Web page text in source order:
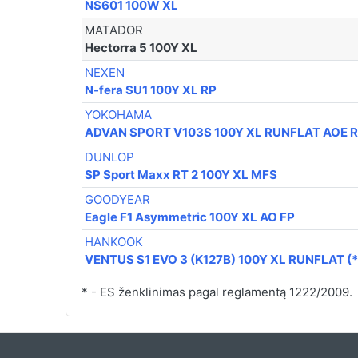
NS601 100W XL
MATADOR
Hectorra 5 100Y XL
NEXEN
N-fera SU1 100Y XL RP
YOKOHAMA
ADVAN SPORT V103S 100Y XL RUNFLAT AOE
DUNLOP
SP Sport Maxx RT 2 100Y XL MFS
GOODYEAR
Eagle F1 Asymmetric 100Y XL AO FP
HANKOOK
VENTUS S1 EVO 3 (K127B) 100Y XL RUNFLAT
* - ES ženklinimas pagal reglamentą 1222/2009.